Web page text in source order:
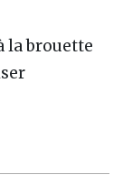
la brouette